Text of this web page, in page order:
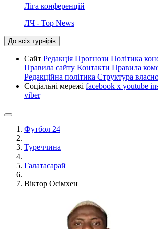
Ліга конференцій
ЛЧ - Top News
До всіх турнірів
Сайт Редакція Прогнози Політика
Правила сайту Контакти Правила
Редакційна політика Структура
Соціальні мережі facebook x youtube
viber
Футбол 24
Туреччина
Галатасарай
Віктор Осімхен